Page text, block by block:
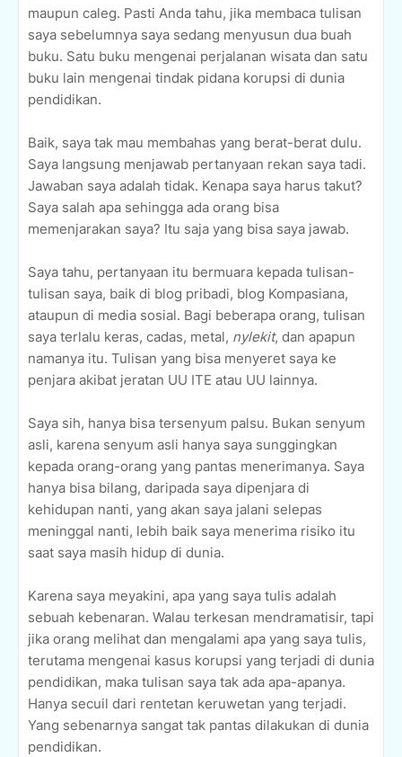
maupun caleg. Pasti Anda tahu, jika membaca tulisan
saya sebelumnya saya sedang menyusun dua buah
buku. Satu buku mengenai perjalanan wisata dan satu
buku lain mengenai tindak pidana korupsi di dunia
pendidikan.
Baik, saya tak mau membahas yang berat-berat dulu.
Saya langsung menjawab pertanyaan rekan saya tadi.
Jawaban saya adalah tidak. Kenapa saya harus takut?
Saya salah apa sehingga ada orang bisa
memenjarakan saya? Itu saja yang bisa saya jawab.
Saya tahu, pertanyaan itu bermuara kepada tulisan-
tulisan saya, baik di blog pribadi, blog Kompasiana,
ataupun di media sosial. Bagi beberapa orang, tulisan
saya terlalu keras, cadas, metal, nylekit, dan apapun
namanya itu. Tulisan yang bisa menyeret saya ke
penjara akibat jeratan UU ITE atau UU lainnya.
Saya sih, hanya bisa tersenyum palsu. Bukan senyum
asli, karena senyum asli hanya saya sunggingkan
kepada orang-orang yang pantas menerimanya. Saya
hanya bisa bilang, daripada saya dipenjara di
kehidupan nanti, yang akan saya jalani selepas
meninggal nanti, lebih baik saya menerima risiko itu
saat saya masih hidup di dunia.
Karena saya meyakini, apa yang saya tulis adalah
sebuah kebenaran. Walau terkesan mendramatisir, tapi
jika orang melihat dan mengalami apa yang saya tulis,
terutama mengenai kasus korupsi yang terjadi di dunia
pendidikan, maka tulisan saya tak ada apa-apanya.
Hanya secuil dari rentetan keruwetan yang terjadi.
Yang sebenarnya sangat tak pantas dilakukan di dunia
pendidikan.